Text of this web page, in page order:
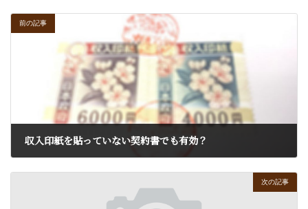
前の記事
収入印紙を貼っていない契約書でも有効？
次の記事